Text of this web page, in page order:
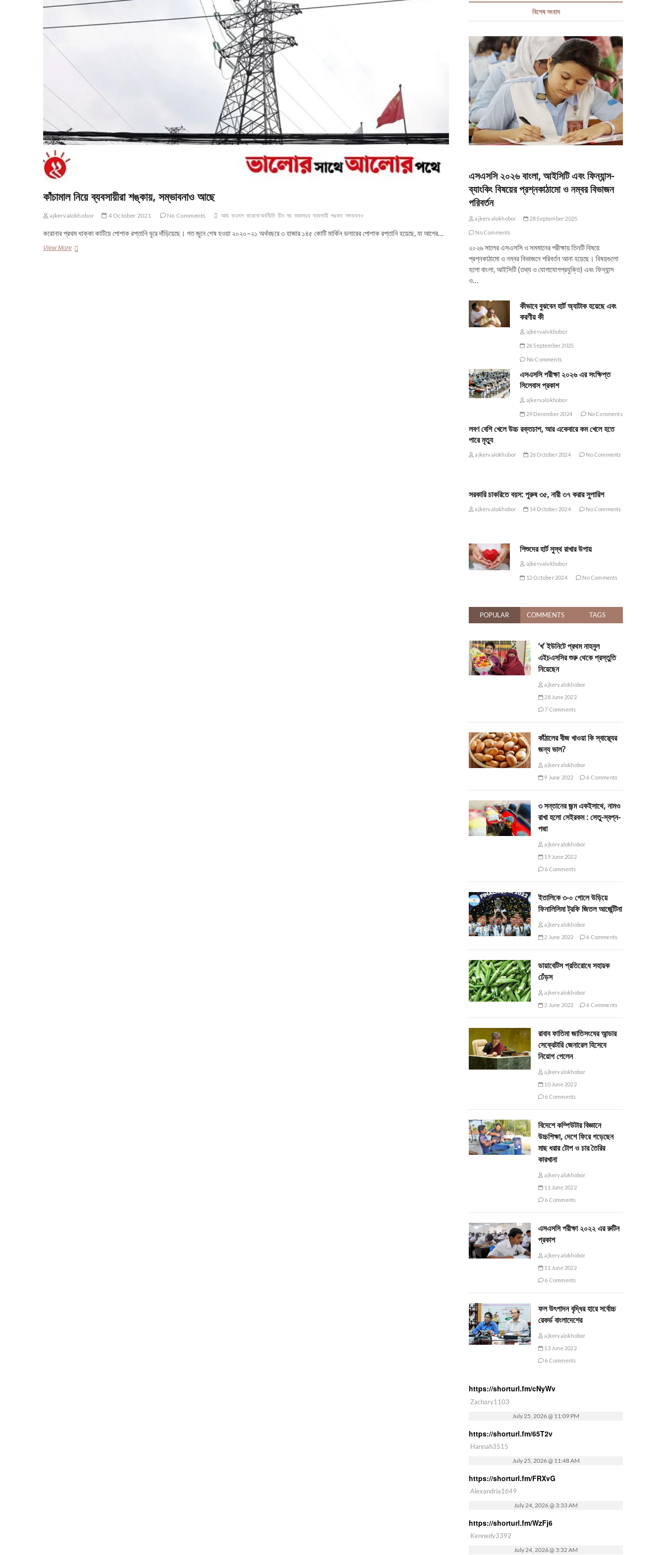
কাঁচামাল নিয়ে ব্যবসায়ীরা শঙ্কায়, সম্ভাবনাও আছে
ajkervalokhobor 4 October 2021 No Comments আছ কচমল করোনা অর্থনীতি চীন নয় বযবসয়র ব্যবসায়ী শঙকয় সমভবনও
করোনার প্রথম ধাক্কা কাটিয়ে পোশাক রপ্তানি ঘুরে দাঁড়িয়েছে। গত জুনে শেষ হওয়া ২০২০–২১ অর্থবছরে ৩ হাজার ১৪৫ কোটি মার্কিন ডলারের পোশাক রপ্তানি হয়েছে, যা আগের…
View Moreকাঁচামাল
বিশেষ সংবাদ
এসএসসি ২০২৬ বাংলা, আইসিটি এবং ফিন্যান্স-
ব্যাংকিং বিষয়ের প্রশ্নকাঠামো ও নম্বর বিভাজন
পরিবর্তন
ajkervalokhobor 28 September 2025
No Comments
২০২৬ সালের এসএসসি ও সমমানের পরীক্ষায় তিনটি বিষয়ে
প্রশ্নকাঠামো ও নম্বর বিভাজনে পরিবর্তন আনা হয়েছে। বিষয়গুলো
হলো বাংলা, আইসিটি (তথ্য ও যোগাযোগপ্রযুক্তি) এবং ফিন্যান্স
ও…
কীভাবে বুঝবেন হার্ট অ্যাটাক হয়েছে এবং
করণীয় কী
ajkervalokhobor
26 September 2025
No Comments
এসএসসি পরীক্ষা ২০২৬ এর সংক্ষিপ্ত
সিলেবাস প্রকাশ
ajkervalokhobor
29 December 2024 No Comments
লবণ বেশি খেলে উচ্চ রক্তচাপ, আর একেবারে কম খেলে হতে
পারে মৃত্যু
ajkervalokhobor 26 October 2024 No Comments
সরকারি চাকরিতে বয়স: পুরুষ ৩৫, নারী ৩৭ করার সুপারিশ
ajkervalokhobor 14 October 2024 No Comments
শিশুদের হার্ট সুস্থ রাখার উপায়
ajkervalokhobor
12 October 2024 No Comments
POPULAR COMMENTS TAGS
‘খ’ ইউনিটে প্রথম নাহনুল
এইচএসসির শুরু থেকে প্রস্তুতি
নিয়েছেন
ajkervalokhobor
28 June 2022
7 Comments
কাঁঠালের বীজ খাওয়া কি স্বাস্থ্যের
জন্য ভাল?
ajkervalokhobor
9 June 2022
6 Comments
৩ সন্তানের জন্ম একইসাথে, নামও
রাখা হলো সেইরকম : সেতু-স্বপ্ন-
পদ্মা
ajkervalokhobor
19 June 2022
6 Comments
ইতালিকে ৩-০ গোলে উড়িয়ে
ফিনালিসিমা ট্রফি জিতল আর্জেন্টিনা
ajkervalokhobor
2 June 2022
6 Comments
ডায়াবেটিস প্রতিরোধে সহায়ক
ঢেঁড়স
ajkervalokhobor
2 June 2022
6 Comments
রাবাব ফাতিমা জাতিসংঘের আন্ডার
সেক্রেটারি জেনারেল হিসেবে
নিয়োগ পেলেন
ajkervalokhobor
10 June 2022
6 Comments
বিদেশে কম্পিউটার বিজ্ঞানে
উচ্চশিক্ষা, দেশে ফিরে গড়েছেন
মাছ ধরার টোপ ও চার তৈরির
কারখানা
ajkervalokhobor
11 June 2022
6 Comments
এসএসসি পরীক্ষা ২০২২ এর রুটিন
প্রকাশ
ajkervalokhobor
11 June 2022
6 Comments
ফল উৎপাদন বৃদ্ধির হারে সর্বোচ্চ
রেকর্ড বাংলাদেশের
ajkervalokhobor
13 June 2022
6 Comments
https://shorturl.fm/cNyWv
Zachary1103
July 25, 2026 @ 11:09 PM
https://shorturl.fm/65T2v
Hannah3515
July 25, 2026 @ 11:48 AM
https://shorturl.fm/FRXvG
Alexandria1649
July 24, 2026 @ 3:33 AM
https://shorturl.fm/WzFj6
Kennedy3392
July 24, 2026 @ 3:32 AM